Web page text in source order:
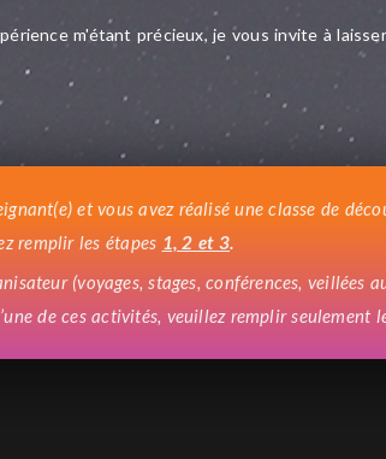
m'étant précieux, je vous invite à
et vous avez réalisé une classe de
remplir les étapes 1, 2 et 3.
(voyages, stages, conférences, veillées
de ces activités, veuillez remplir seulement